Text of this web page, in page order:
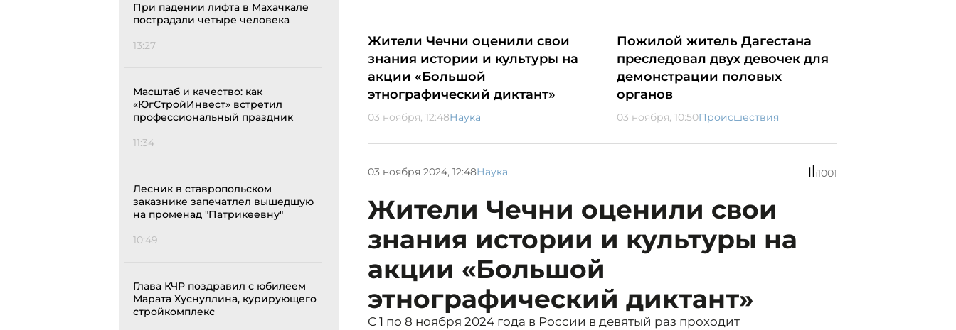
При падении лифта в Махачкале
пострадали четыре человека
13:27
Масштаб и качество: как
«ЮгСтройИнвест» встретил
профессиональный праздник
11:34
Лесник в ставропольском
заказнике запечатлел вышедшую
на променад "Патрикеевну"
10:49
Глава КЧР поздравил с юбилеем
Марата Хуснуллина, курирующего
стройкомплекс
Жители Чечни оценили свои
знания истории и культуры на
акции «Большой
этнографический диктант»
03 ноября, 12:48Наука
Пожилой житель Дагестана
преследовал двух девочек для
демонстрации половых
органов
03 ноября, 10:50Происшествия
03 ноября 2024, 12:48Наука 1001
Жители Чечни оценили свои
знания истории и культуры на
акции «Большой
этнографический диктант»
С 1 по 8 ноября 2024 года в России в девятый раз проходит